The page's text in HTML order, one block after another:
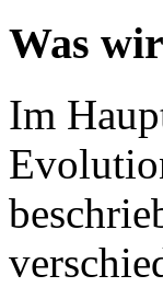
Was
Im